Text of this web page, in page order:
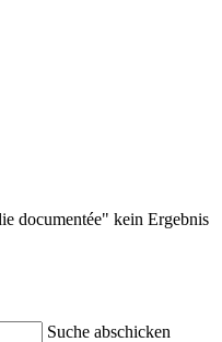
documentée" kein Ergebnis
Suche abschicken